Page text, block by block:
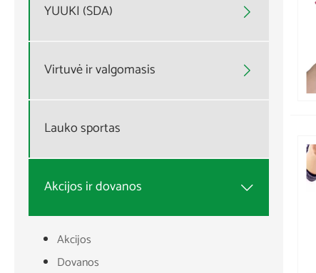
YUUKI (SDA) 
Virtuvė ir valgomasis 
Lauko sportas
Akcijos ir dovanos 
Akcijos
Dovanos